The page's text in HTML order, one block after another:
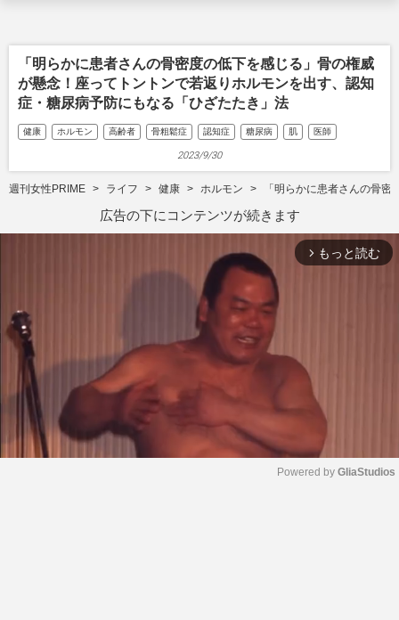
「明らかに患者さんの骨密度の低下を感じる」骨の権威
が懸念！座ってトントンで若返りホルモンを出す、認知
症・糖尿病予防にもなる「ひざたたき」法
健康 ホルモン 高齢者 骨粗鬆症 認知症 糖尿病 肌 医師
2023/9/30
週刊女性PRIME ライフ 健康 ホルモン 「明らかに患者さんの骨
広告の下にコンテンツが続きます
arrow_forward_ios もっと読む
Powered by GliaStudios